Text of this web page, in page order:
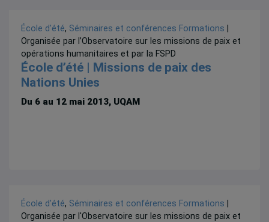
École d'été, Séminaires et conférences Formations
Organisée par l’Observatoire sur les missions de paix et
opérations humanitaires et par la FSPD
École d’été | Missions de paix des
Nations Unies
Du 6 au 12 mai 2013, UQAM
École d'été, Séminaires et conférences Formations
Organisée par l'Observatoire sur les missions de paix et